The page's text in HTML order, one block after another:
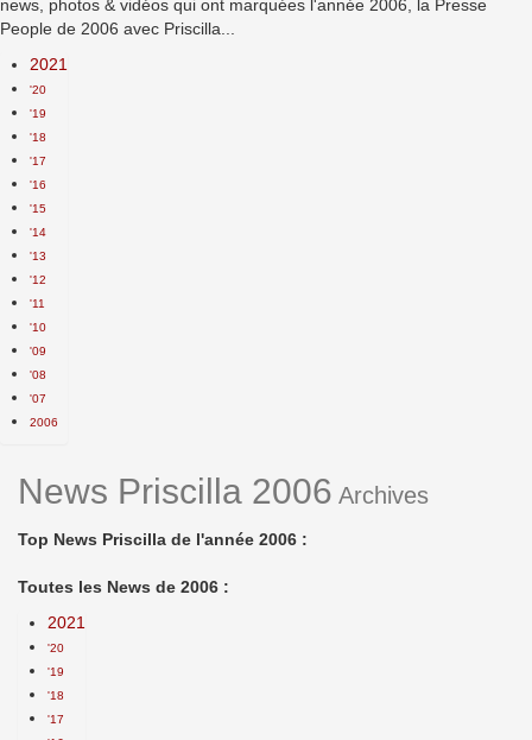
news, photos & vidéos qui ont marquées l'année 2006, la Presse
People de 2006 avec Priscilla...
2021
'20
'19
'18
'17
'16
'15
'14
'13
'12
'11
'10
'09
'08
'07
2006
News Priscilla 2006 Archives
Top News Priscilla de l'année 2006 :
Toutes les News de 2006 :
2021
'20
'19
'18
'17